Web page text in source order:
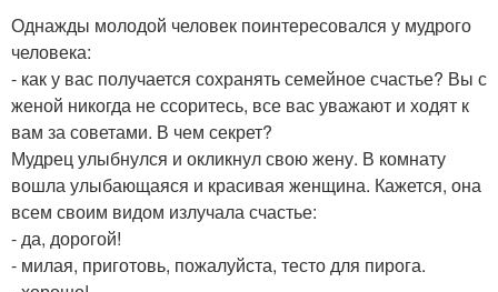
Однажды молодой человек поинтересовался у мудрого
человека:
- как у вас получается сохранять семейное счастье? Вы с
женой никогда не ссоритесь, все вас уважают и ходят к
вам за советами. В чем секрет?
Мудрец улыбнулся и окликнул свою жену. В комнату
вошла улыбающаяся и красивая женщина. Кажется, она
всем своим видом излучала счастье:
- да, дорогой!
- милая, приготовь, пожалуйста, тесто для пирога.